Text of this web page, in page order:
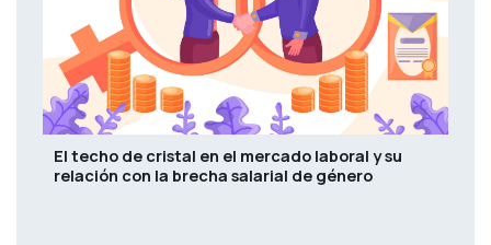
El techo de cristal en el mercado laboral y su
relación con la brecha salarial de género